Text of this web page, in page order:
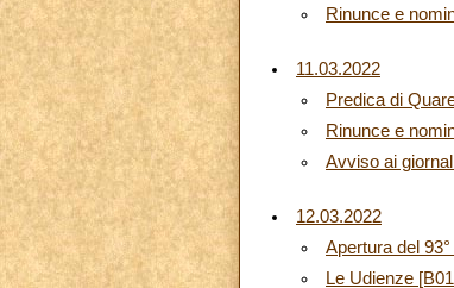
Rinunce e
11.03.2022
Predica di
Rinunce e
Avviso ai
12.03.2022
Apertura del
Le Udienze